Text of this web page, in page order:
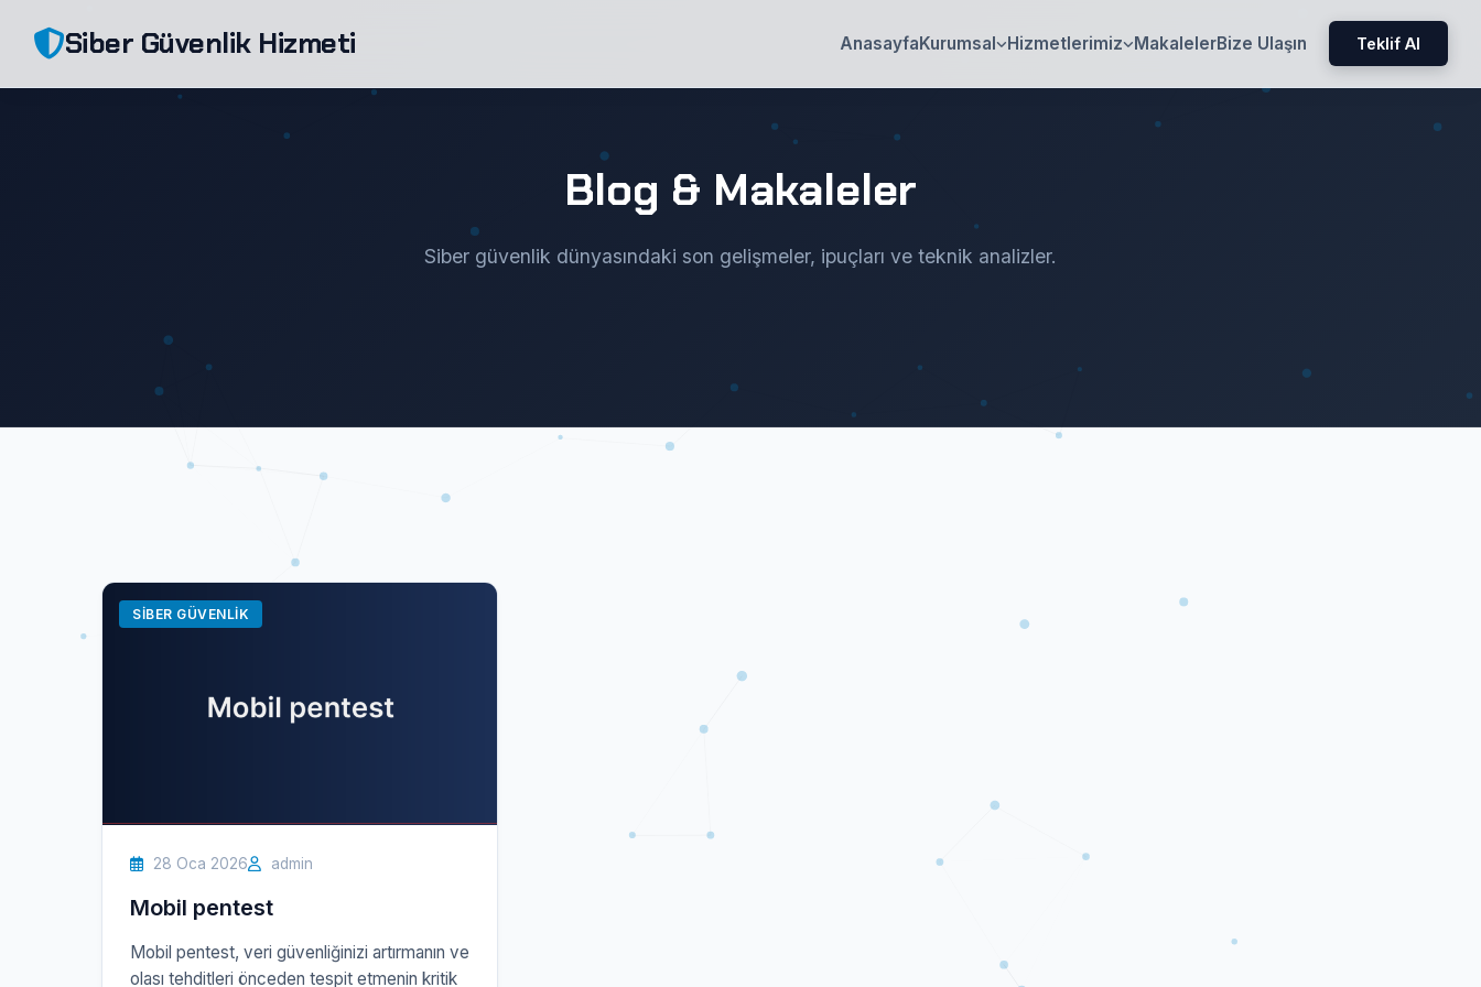
Siber Güvenlik Hizmeti AnasayfaKurumsal Hizmetlerimiz MakalelerBize Ulaşın Teklif Al
Blog & Makaleler
Siber güvenlik dünyasındaki son gelişmeler, ipuçları ve teknik analizler.
SIBER GÜVENLIK
28 Oca 2026 admin
Mobil pentest
Mobil pentest, veri güvenliğinizi artırmanın ve
olası tehditleri önceden tespit etmenin kritik